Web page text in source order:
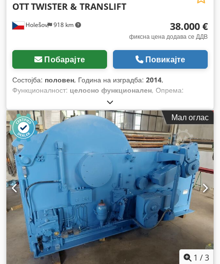
Holešov 918 km
OTTTWISTER & TRANSLIFT
38.000 €
фиксна цена додава се ДДВ
Побарајте Повикајте
Состојба: половен, Година на изградба: 2014,
Функционалност: целосно функционален, Опрема:
Мал оглас
1 /3